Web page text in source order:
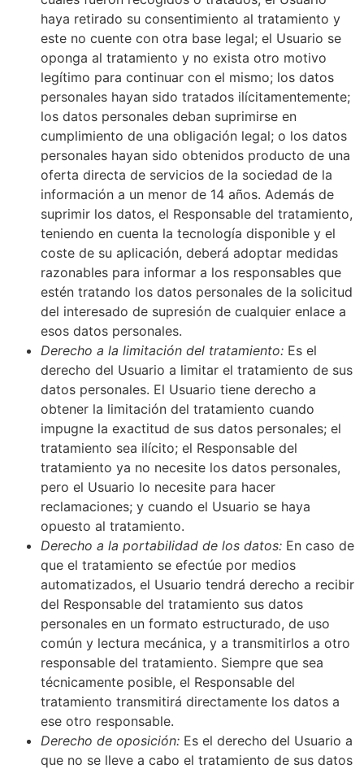
haya retirado su consentimiento al tratamiento y
este no cuente con otra base legal; el Usuario se
oponga al tratamiento y no exista otro motivo
legítimo para continuar con el mismo; los datos
personales hayan sido tratados ilícitamentemente;
los datos personales deban suprimirse en
cumplimiento de una obligación legal; o los datos
personales hayan sido obtenidos producto de una
oferta directa de servicios de la sociedad de la
información a un menor de 14 años. Además de
suprimir los datos, el Responsable del tratamiento,
teniendo en cuenta la tecnología disponible y el
coste de su aplicación, deberá adoptar medidas
razonables para informar a los responsables que
estén tratando los datos personales de la solicitud
del interesado de supresión de cualquier enlace a
esos datos personales.
Derecho a la limitación del tratamiento: Es el
derecho del Usuario a limitar el tratamiento de sus
datos personales. El Usuario tiene derecho a
obtener la limitación del tratamiento cuando
impugne la exactitud de sus datos personales; el
tratamiento sea ilícito; el Responsable del
tratamiento ya no necesite los datos personales,
pero el Usuario lo necesite para hacer
reclamaciones; y cuando el Usuario se haya
opuesto al tratamiento.
Derecho a la portabilidad de los datos: En caso de
que el tratamiento se efectúe por medios
automatizados, el Usuario tendrá derecho a recibir
del Responsable del tratamiento sus datos
personales en un formato estructurado, de uso
común y lectura mecánica, y a transmitirlos a otro
responsable del tratamiento. Siempre que sea
técnicamente posible, el Responsable del
tratamiento transmitirá directamente los datos a
ese otro responsable.
Derecho de oposición: Es el derecho del Usuario a
que no se lleve a cabo el tratamiento de sus datos